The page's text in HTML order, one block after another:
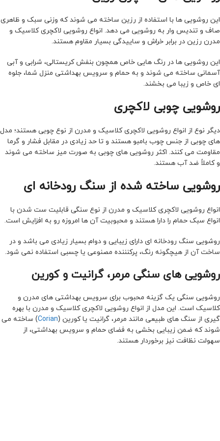
این روشویی ها با استفاده از رزین ساخته می شوند که وزنی سبک و ظاهری
صاف و تندیس وار به روشویی می دهد. انواع روشویی لاکچری کلاسیک و
مدرن رزین در برابر خراش و ساییدگی بسیار مقاوم هستند.
این روشویی ها در رنگ هایی خاص همچون بنفش کریستالی، شرابی و آبی
آسمانی ساخته می شوند و به حمام و سرویس بهداشتی منزل شما، جلوه
ای خاص و زیبا می بخشند.
روشویی چوبی لاکچری
دیگر نوع از انواع روشویی لاکچری کلاسیک و مدرن از نوع چوبی هستند؛ مدل
های چوبی از جنس چوب بامبو هستند و تا حد زیادی در مقابل فشار و گرما
مقاومت می کنند. اکثر روشویی های چوبی به صورت میز ساخته می شوند
و کاملاً ضد آب هستند.
روشویی ساخته شده از سنگ رودخانه ای
انواع روشویی لاکچری کلاسیک و مدرن از نوع سنگی قابلیت ست شدن با
انواع سبک حمام را دارا هستند و محبوبیت آن ها امروزه رو به افزایش است.
روشویی سنگ رودخانه ای دارای زیبایی و دوام بسیار زیادی می باشد و در
ساخت آن از هیچگونه رنگ، پرکنننده مصنوعی یا چسبی استفاده نمی شود.
روشویی های سنگی مرمر، گرانیت و کورین
روشویی سنگی یک گزینه محبوب برای سرویس بهداشتی های مدرن و
کلاسیک است. این مدل از انواع روشویی لاکچری کلاسیک و مدرن با بهره
گیری از سنگ های طبیعی مانند مرمر، گرانیت یا کورین (Corian) ساخته می
شوند که ضمن زیبایی بخشی به فضای حمام و سرویس بهداشتی، از
سهولت نظافت نیز برخوردار هستند.